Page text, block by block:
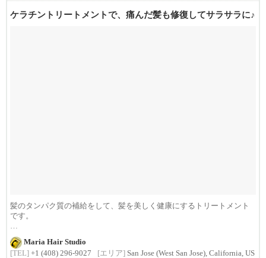
ケラチントリートメントで、痛んだ髪も修復してサラサラに♪
髪のタンパク質の補給をして、髪を美しく健康にするトリートメント
です。
ダメージによるパサつきやうねりが気に...
Maria Hair Studio
[TEL] +1 (408) 296-9027 [エリア] San Jose (West San Jose), California, US